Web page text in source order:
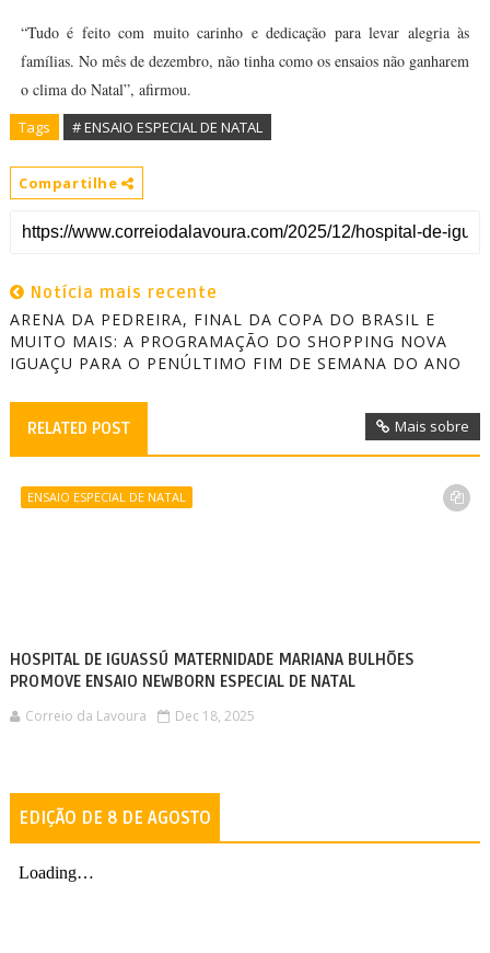
“Tudo é feito com muito carinho e dedicação para levar alegria às
famílias. No mês de dezembro, não tinha como os ensaios não ganharem
o clima do Natal”, afirmou.
Tags # ENSAIO ESPECIAL DE NATAL
Compartilhe
Notícia mais recente
ARENA DA PEDREIRA, FINAL DA COPA DO BRASIL E
MUITO MAIS: A PROGRAMAÇÃO DO SHOPPING NOVA
IGUAÇU PARA O PENÚLTIMO FIM DE SEMANA DO ANO
RELATED POST Mais sobre
ENSAIO ESPECIAL DE NATAL
HOSPITAL DE IGUASSÚ MATERNIDADE MARIANA BULHÕES
PROMOVE ENSAIO NEWBORN ESPECIAL DE NATAL
Correio da Lavoura Dec 18, 2025
EDIÇÃO DE 8 DE AGOSTO